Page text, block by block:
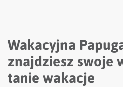
Wakacyjna
znajdziesz swoje
tanie wakacje